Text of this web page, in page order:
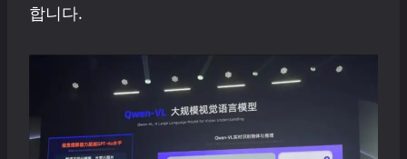
합니다.